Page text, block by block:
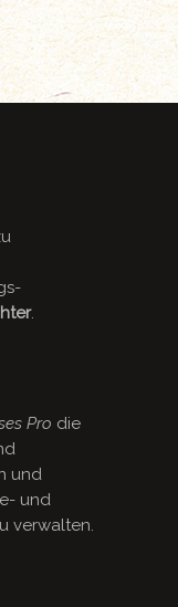
.
Pro die
und
und
verwalten.